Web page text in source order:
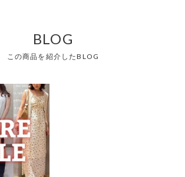
BLOG
この商品を紹介したBLOG